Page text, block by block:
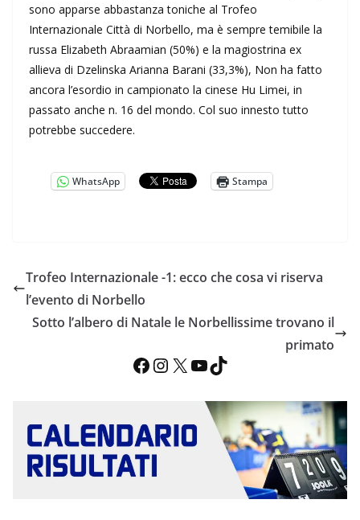
sono apparse abbastanza toniche al Trofeo
Internazionale Città di Norbello, ma è sempre temibile la
russa Elizabeth Abraamian (50%) e la magiostrina ex
allieva di Dzelinska Arianna Barani (33,3%), Non ha fatto
ancora l’esordio in campionato la cinese Hu Limei, in
passato anche n. 16 del mondo. Col suo innesto tutto
potrebbe succedere.
WhatsApp Stampa
Trofeo Internazionale -1: ecco che cosa vi riserva
l’evento di Norbello
Sotto l’albero di Natale le Norbellissime trovano il
primato
Facebook InstagramX YouTube TikTok